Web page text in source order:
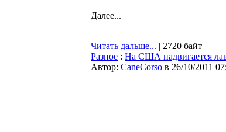
Далее...
Читать дальше... | 2720 байт
Разное : На США надвигается
Автор: CaneCorso в 26/10/2011